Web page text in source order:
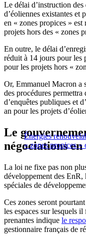
Le délai d’instruction
d’éoliennes existantes et
en « zones propices »
projets hors des « zones
En outre, le délai
réduit à 14 jours pour les
pour les projets hors «
Or, Emmanuel Macron a
des procédures
d’enquêtes publiques et
an pour les projets
Énergies
« zones propices »
Le
négociations
La loi ne fixe pas non
développement des EnR,
spéciales de
Ces zones seront
les espaces sur lesquels
prenantes indique le
gestionnaire français de